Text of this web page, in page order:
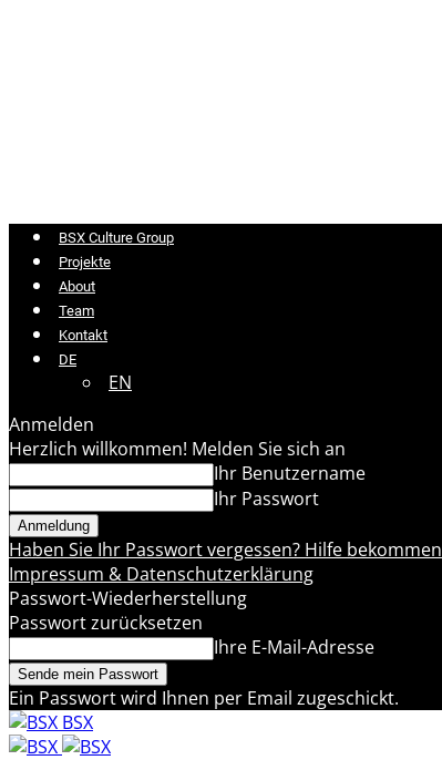
BSX Culture Group
Projekte
About
Team
Kontakt
DE
EN
Anmelden
Herzlich willkommen! Melden Sie sich an
Ihr Benutzername
Ihr Passwort
Haben Sie Ihr Passwort vergessen? Hilfe bekommen
Impressum & Datenschutzerklärung
Passwort-Wiederherstellung
Passwort zurücksetzen
Ihre E-Mail-Adresse
Ein Passwort wird Ihnen per Email zugeschickt.
BSX